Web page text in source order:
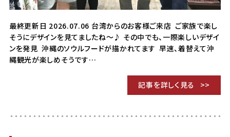
最終更新日 2026.07.06 台湾からのお客様ご来店 ご家族で楽し
そうにデザインを見てましたね〜♪ その中でも、一際楽しいデザイ
ンを発見 沖縄のソウルフードが描かれてます 早速、着替えて沖
縄観光が楽しめそうです…
記事を詳しく見る